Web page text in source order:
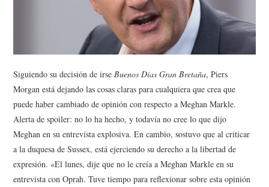
Siguiendo su decisión de irseBuenos Días Gran Bretaña, Piers
Morgan está dejando las cosas claras para cualquiera que crea que
puede haber cambiado de opinión con respecto a Meghan Markle.
Alerta de spoiler: no lo ha hecho, y todavía no cree lo que dijo
Meghan en su entrevista explosiva. En cambio, sostuvo que al criticar
a la duquesa de Sussex, está ejerciendo su derecho a la libertad de
expresión. «El lunes, dije que no le creía a Meghan Markle en su
entrevista con Oprah. Tuve tiempo para reflexionar sobre esta opinión